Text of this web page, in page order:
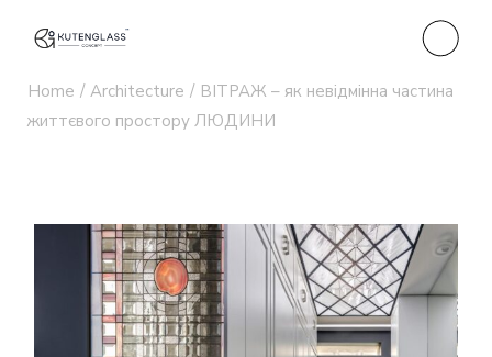
Home Architecture
ВІТРАЖ – як невідмінна частина
життєвого простору ЛЮДИНИ